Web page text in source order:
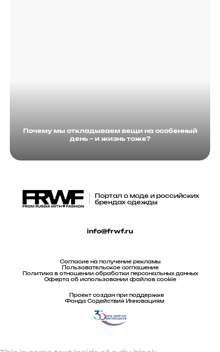
Почему мы откладываем вещи на особенный
день – и жизнь тоже?
Портал о моде и российских
брендах одежды
info@frwf.ru
Согласие на получение рекламы
Пользовательское соглашение
Политика в отношении обработки персональных данных
Оферта об использовании файлов cookie
Проект создан при поддержке
Фонда Содействия Инновациям